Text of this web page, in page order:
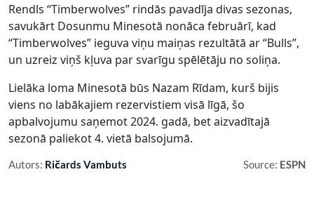
Rendls “Timberwolves” rindās pavadīja divas sezonas,
savukārt Dosunmu Minesotā nonāca februārī, kad
“Timberwolves” ieguva viņu maiņas rezultātā ar “Bulls”,
un uzreiz viņš kļuva par svarīgu spēlētāju no soliņa.
Lielāka loma Minesotā būs Nazam Rīdam, kurš bijis
viens no labākajiem rezervistiem visā līgā, šo
apbalvojumu saņemot 2024. gadā, bet aizvadītajā
sezonā paliekot 4. vietā balsojumā.
Autors: Ričards Vambuts Source: ESPN